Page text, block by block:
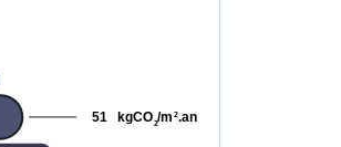
kgCO2/m 2.an
51